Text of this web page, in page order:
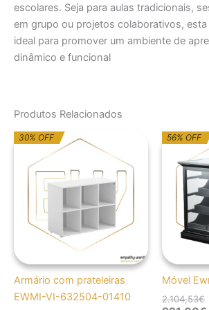
escolares. Seja para aulas tradicionais,
em grupo ou projetos colaborativos, esta
ideal para promover um ambiente de
dinâmico e funcional
Produtos Relacionados
30% OFF
Armário com prateleiras
EWMI-VI-632504-01410
O
preço
original
era:
246,00€.
O
preço
atual
é:
172,20€.
56% OFF
Móvel
2.104,53€